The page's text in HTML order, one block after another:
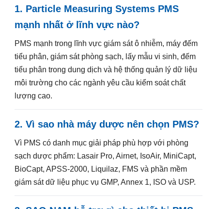
1. Particle Measuring Systems PMS
mạnh nhất ở lĩnh vực nào?
PMS mạnh trong lĩnh vực giám sát ô nhiễm, máy đếm
tiểu phân, giám sát phòng sạch, lấy mẫu vi sinh, đếm
tiểu phân trong dung dịch và hệ thống quản lý dữ liệu
môi trường cho các ngành yêu cầu kiểm soát chất
lượng cao.
2. Vì sao nhà máy dược nên chọn PMS?
Vì PMS có danh mục giải pháp phù hợp với phòng
sạch dược phẩm: Lasair Pro, Airnet, IsoAir, MiniCapt,
BioCapt, APSS-2000, Liquilaz, FMS và phần mềm
giám sát dữ liệu phục vụ GMP, Annex 1, ISO và USP.